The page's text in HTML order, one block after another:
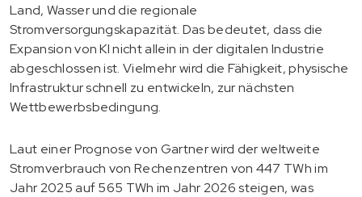
Land, Wasser und die regionale
Stromversorgungskapazität. Das bedeutet, dass die
Expansion von KI nicht allein in der digitalen Industrie
abgeschlossen ist. Vielmehr wird die Fähigkeit, physische
Infrastruktur schnell zu entwickeln, zur nächsten
Wettbewerbsbedingung.
Laut einer Prognose von Gartner wird der weltweite
Stromverbrauch von Rechenzentren von 447 TWh im
Jahr 2025 auf 565 TWh im Jahr 2026 steigen, was